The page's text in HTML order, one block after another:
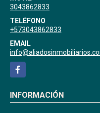
3043862833
TELÉFONO
+573043862833
EMAIL
Facebook
INFORMACIÓN